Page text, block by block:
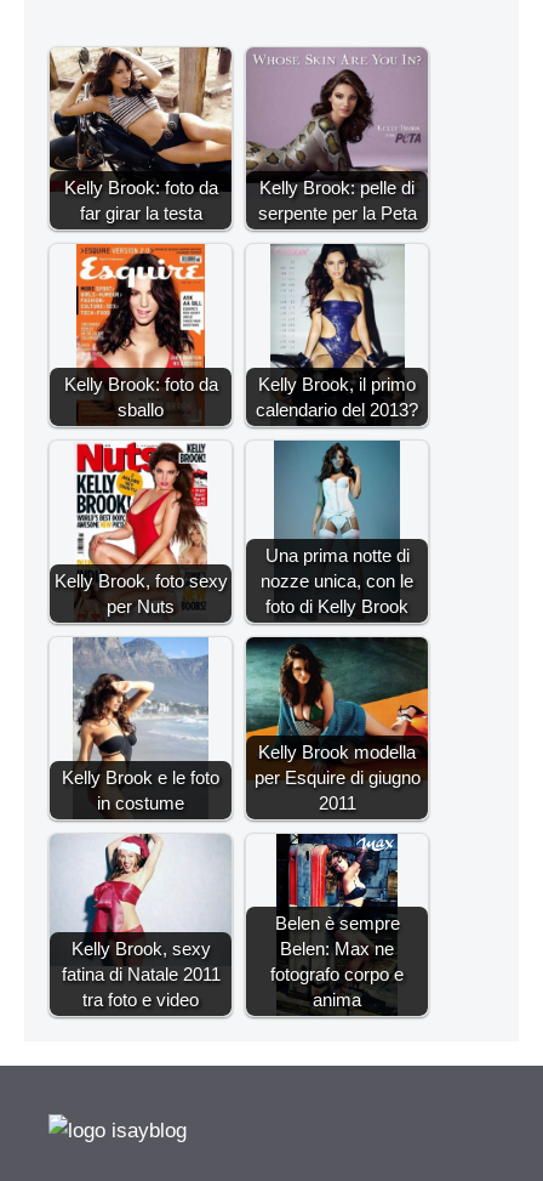
Kelly Brook: foto da
far girar la testa
Kelly Brook: pelle di
serpente per la Peta
Kelly Brook: foto da
sballo
Kelly Brook, il primo
calendario del 2013?
Kelly Brook, foto sexy
per Nuts
Una prima notte di
nozze unica, con le
foto di Kelly Brook
Kelly Brook e le foto
in costume
Kelly Brook modella
per Esquire di giugno
2011
Kelly Brook, sexy
fatina di Natale 2011
tra foto e video
Belen è sempre
Belen: Max ne
fotografo corpo e
anima